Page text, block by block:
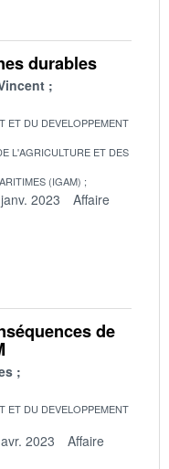
durables
ET DU DEVELOPPEMENT
L'AGRICULTURE ET DES
(IGAM)
2023
Affaire
de
ET DU DEVELOPPEMENT
2023
Affaire